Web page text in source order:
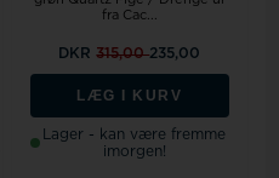
fra Cac...
DKR315,00235,00
LÆG I KURV
Lager - kan være fremme
imorgen!